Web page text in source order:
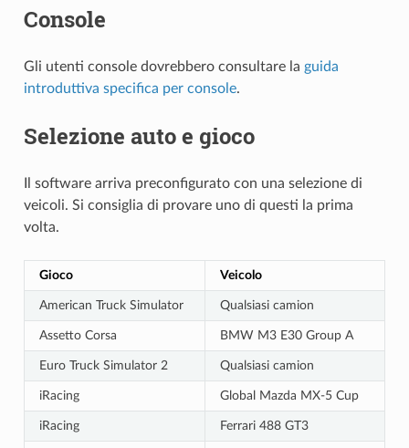
Console
Gli utenti console dovrebbero consultare la guida
introduttiva specifica per console.
Selezione auto e gioco
Il software arriva preconfigurato con una selezione di
veicoli. Si consiglia di provare uno di questi la prima
volta.
Gioco Veicolo
American Truck Simulator Qualsiasi camion
Assetto Corsa BMW M3 E30 Group A
Euro Truck Simulator 2 Qualsiasi camion
iRacing Global Mazda MX-5 Cup
iRacing Ferrari 488 GT3